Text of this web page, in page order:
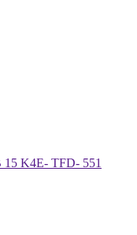
15 K4E- TFD- 551